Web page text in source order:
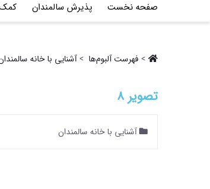
صفحه نخست پذیرش سالمندان
> فهرست آلبو‌م‌ها ‏ >آشنایی با خانه
تصویر 8
آشنایی با خانه سالمندان